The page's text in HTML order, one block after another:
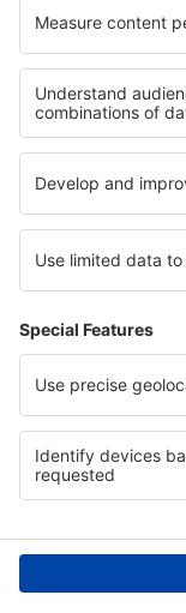
Términos y
Mis reservas
Política de
Asistencia y
eSky.eu